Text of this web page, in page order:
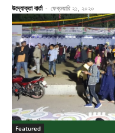
উদ্যোক্তা বার্তা - ফেব্রুয়ারি ২১, ২০২০
Featured